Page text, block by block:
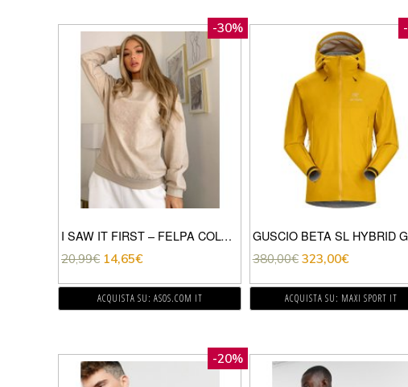
-30%
I SAW IT FIRST – FELPA COLOR PIETRA-GRIGIO PIETRA
20,99€ 14,65€
ACQUISTA SU: ASOS.COM IT
380,00€ 323,00€
ACQUISTA SU: MAXI SPORT IT
-20%